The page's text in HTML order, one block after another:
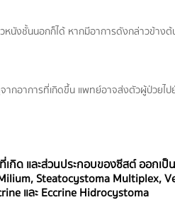
หนังชั้นนอกก็ได้ หากมีอาการดังกล่าวข้าง
ากอาการที่เกิดขึ้น แพทย์อาจส่งตัวผู้ป่วยไ
กิด และส่วนประกอบของซีสต์ ออกเ
Steatocystoma Multiplex,
และ Eccrine Hidrocystoma